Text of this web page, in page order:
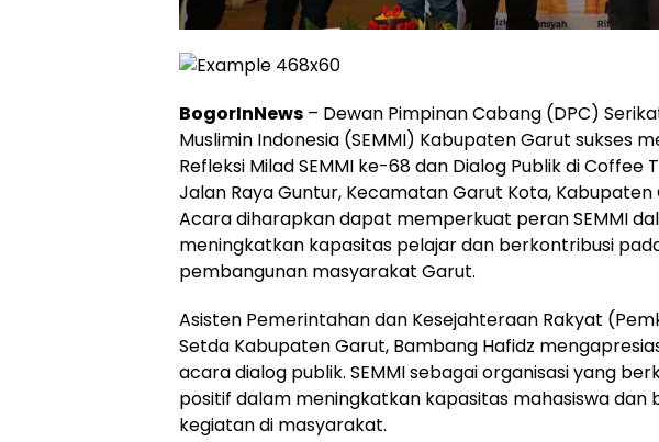
BogorInNews – Dewan Pimpinan Cabang (DPC)
Muslimin Indonesia (SEMMI) Kabupaten Garut sukses
Refleksi Milad SEMMI ke-68 dan Dialog Publik di Coffee
Jalan Raya Guntur, Kecamatan Garut Kota, Kabupaten
Acara diharapkan dapat memperkuat peran SEMMI
meningkatkan kapasitas pelajar dan berkontribusi
pembangunan masyarakat Garut.
Asisten Pemerintahan dan Kesejahteraan Rakyat
Setda Kabupaten Garut, Bambang Hafidz
acara dialog publik. SEMMI sebagai organisasi yang
positif dalam meningkatkan kapasitas mahasiswa dan
kegiatan di masyarakat.